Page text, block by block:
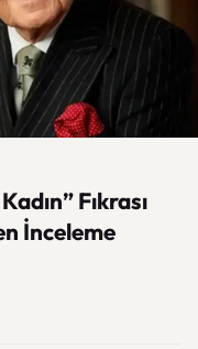
Fıkrası
İnceleme